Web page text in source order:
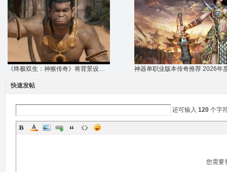
《终极双生：神猴传奇》将背景设定在基什金
快速发帖
还可输入 120 个字
您需要